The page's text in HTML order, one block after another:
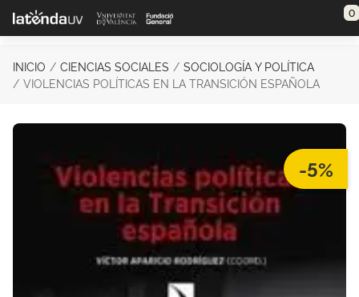
Saltar al contenido principal 0
INICIO CIENCIAS SOCIALES
SOCIOLOGÍA Y POLÍTICA
VIOLENCIAS POLÍTICAS EN LA TRANSICIÓN ESPAÑOLA
-5%